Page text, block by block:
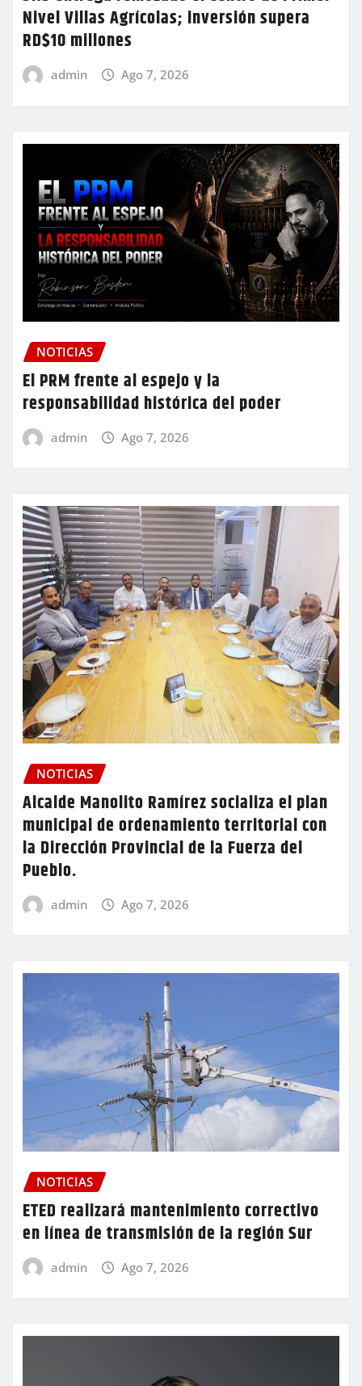
Nivel Villas Agrícolas; inversión supera
RD$10 millones
admin Ago 7, 2026
NOTICIAS
El PRM frente al espejo y la
responsabilidad histórica del poder
admin Ago 7, 2026
NOTICIAS
Alcalde Manolito Ramírez socializa el plan
municipal de ordenamiento territorial con
la Dirección Provincial de la Fuerza del
Pueblo.
admin Ago 7, 2026
NOTICIAS
ETED realizará mantenimiento correctivo
en línea de transmisión de la región Sur
admin Ago 7, 2026